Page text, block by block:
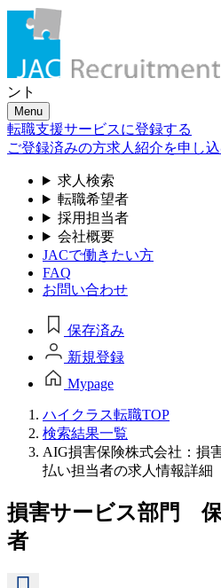
ント
Menu
転職支援サービスに登録する
ご登録済みの方求人紹介を申し
求人検索
転職希望者
採用担当者
会社概要
JACで働きたい方
FAQ
お問い合わせ
保存済み
新規登録
Mypage
ハイクラス転職TOP
検索結果一覧
AIG損害保険株式会社：
払い担当者の求人情報詳細
損害サービス部門
者